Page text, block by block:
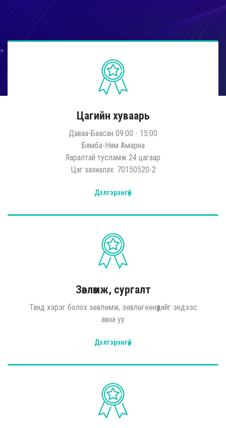
Цагийн хуваарь
Даваа-Баасан 09:00 - 15:00
Бямба-Ням Амарна
Яаралтай тусламж 24 цагаар
Цаг захиалах: 70150520-2
Дэлгэрэнгүй
Зөвлөмж, сургалт
Танд хэрэг болох зөвлөмж, зөвлөгөөнүүдийг эндээс
авна уу
Дэлгэрэнгүй